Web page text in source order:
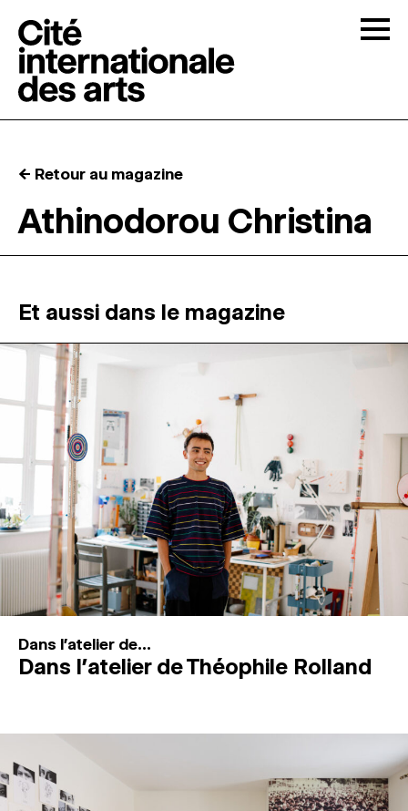
RÉSIDENCES ↓
ATELIERS OUVERTS
PROGRAMMATION
MAGAZINE
ESPACES DE PRATIQUE ARTISTIQUE ↓
Recherche
Connexion
← Retour au magazine
Athinodorou Christina
Et aussi dans le magazine
Dans l'atelier de...
Dans l’atelier de Théophile Rolland